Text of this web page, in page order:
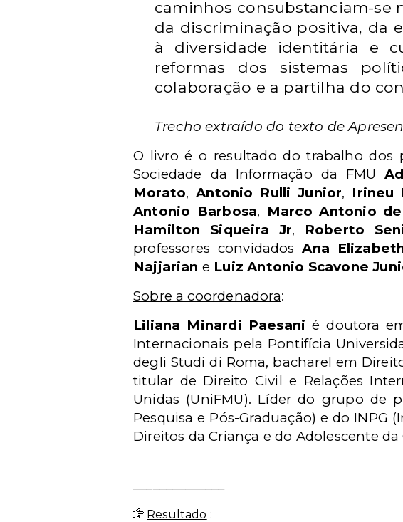
caminhos consubstanciam-se
da discriminação positiva, da
à diversidade identitária e
reformas dos sistemas
colaboração e a partilha do
Trecho extraído do texto de
O livro é o resultado do trabalho dos
Sociedade da Informação da FMU
Morato,Antonio Rulli Junior, Irineu
Antonio Barbosa, Marco Antonio
Hamilton Siqueira Jr, Roberto
professores convidadosAna
Najjarian e Luiz Antonio Scavone
Sobre a coordenadora:
Liliana Minardi Paesani é doutora
Internacionais pela Pontifícia
degli Studi di Roma, bacharel em
titular de Direito Civil e Relações
Unidas (UniFMU). Líder do grupo de
Pesquisa e Pós-Graduação) e do INPG
Direitos da Criança e do Adolescente da
Resultado :